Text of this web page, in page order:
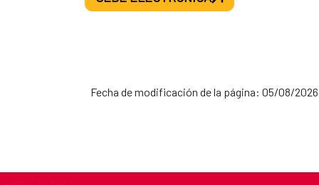
Fecha de modificación de la página: 05/08/2026